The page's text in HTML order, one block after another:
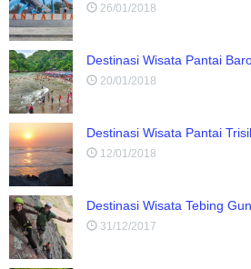
26/01/2018
Destinasi Wisata Pantai
20/01/2018
Destinasi Wisata Pantai
12/01/2018
Destinasi Wisata Tebing
31/12/2017